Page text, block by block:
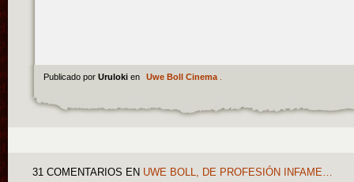
Publicado por Uruloki en Uwe Boll Cinema.
31 COMENTARIOS EN UWE BOLL, DE PROFESIÓN INFAME…